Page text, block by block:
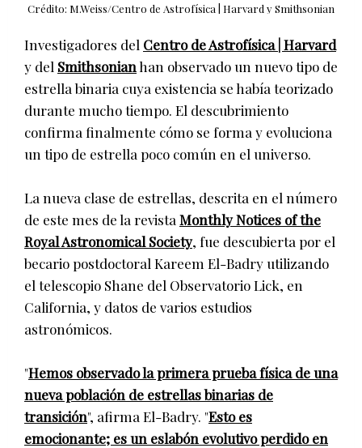
Crédito: M.Weiss/Centro de Astrofísica | Harvard y Smithsonian
Investigadores del Centro de Astrofísica | Harvard
y del Smithsonianhan observado un nuevo tipo de
estrella binaria cuya existencia se había teorizado
durante mucho tiempo. El descubrimiento
confirma finalmente cómo se forma y evoluciona
un tipo de estrella poco común en el universo.
La nueva clase de estrellas, descrita en el número
de este mes de la revista Monthly Notices of the
Royal Astronomical Society, fue descubierta por el
becario postdoctoral Kareem El-Badry utilizando
el telescopio Shane del Observatorio Lick, en
California, y datos de varios estudios
astronómicos.
"Hemos observado la primera prueba física de una
nueva población de estrellas binarias de
transición", afirma El-Badry. "Esto es
emocionante; es un eslabón evolutivo perdido en